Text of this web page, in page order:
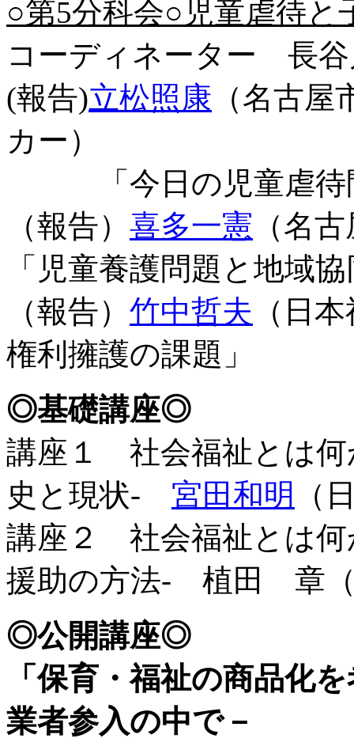
○第5分科会○児童虐待と
コーディネーター 長谷
(報告)立松照康 （名古
カー）
「今日の児童虐待問
（報告） 喜多一憲 （名
「児童養護問題と地域
（報告） 竹中哲夫 （日
権利擁護の課題」
◎基礎講座◎
講座１ 社会福祉とは
史と現状- 宮田和明
（
講座２ 社会福祉とは
援助の方法- 植田 章（
◎公開講座◎
「保育・福祉の商品化
業者参入の中で－